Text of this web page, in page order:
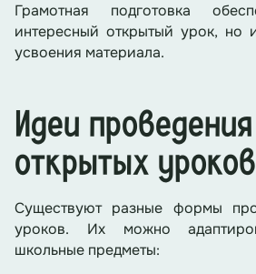
Грамотная подготовка
интересный открытый урок, но
усвоения материала.
Идеи проведения
открытых уроков
Существуют разные формы
уроков. Их можно
школьные предметы: